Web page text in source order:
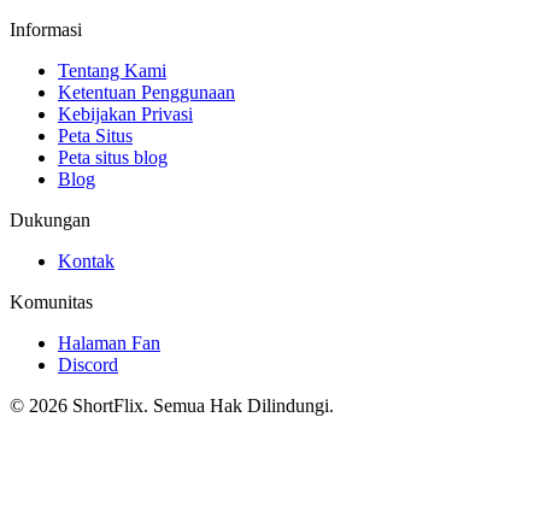
Informasi
Tentang Kami
Ketentuan Penggunaan
Kebijakan Privasi
Peta Situs
Peta situs blog
Blog
Dukungan
Kontak
Komunitas
Halaman Fan
Discord
© 2026 ShortFlix. Semua Hak Dilindungi.